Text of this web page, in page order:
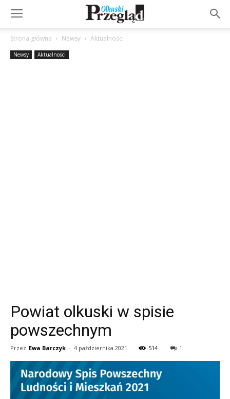
Strona główna Newsy Aktualności
Newsy Aktualności
Powiat olkuski w spisie
powszechnym
Przez Ewa Barczyk - 4 października 2021 514 1